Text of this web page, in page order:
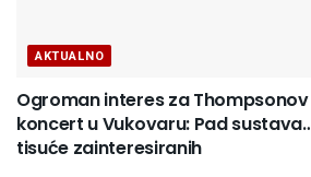
AKTUALNO
Ogroman interes za
koncert u Vukovaru: Pad
tisuće zainteresiranih